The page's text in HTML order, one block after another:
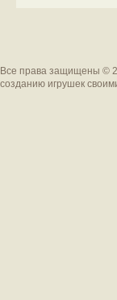
Все права защищены ©
созданию игрушек